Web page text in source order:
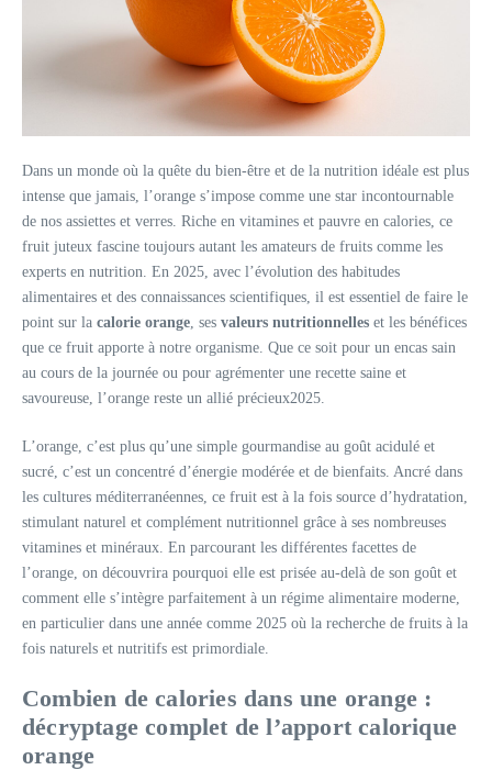
Dans un monde où la quête du bien-être et de la nutrition idéale est plus
intense que jamais, l’orange s’impose comme une star incontournable
de nos assiettes et verres. Riche en vitamines et pauvre en calories, ce
fruit juteux fascine toujours autant les amateurs de fruits comme les
experts en nutrition. En 2025, avec l’évolution des habitudes
alimentaires et des connaissances scientifiques, il est essentiel de faire le
point sur la calorie orange, ses valeurs nutritionnelles et les bénéfices
que ce fruit apporte à notre organisme. Que ce soit pour un encas sain
au cours de la journée ou pour agrémenter une recette saine et
savoureuse, l’orange reste un allié précieux2025.
L’orange, c’est plus qu’une simple gourmandise au goût acidulé et
sucré, c’est un concentré d’énergie modérée et de bienfaits. Ancré dans
les cultures méditerranéennes, ce fruit est à la fois source d’hydratation,
stimulant naturel et complément nutritionnel grâce à ses nombreuses
vitamines et minéraux. En parcourant les différentes facettes de
l’orange, on découvrira pourquoi elle est prisée au-delà de son goût et
comment elle s’intègre parfaitement à un régime alimentaire moderne,
en particulier dans une année comme 2025 où la recherche de fruits à la
fois naturels et nutritifs est primordiale.
Combien de calories dans une orange :
décryptage complet de l’apport calorique
orange